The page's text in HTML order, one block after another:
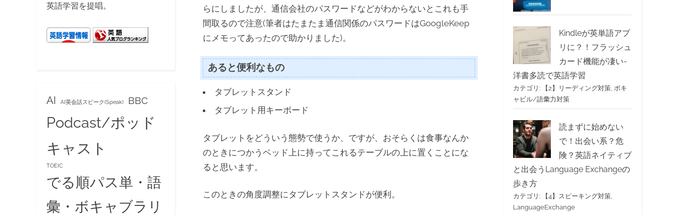
らにしましたが、通信会社のパスワードなどがわからないとこれも手
間取るので注意(筆者はたまたま通信関係のパスワードはGoogleKeep
にメモってあったので助かりました)。
あると便利なもの
タブレットスタンド
タブレット用キーボード
タブレットをどういう態勢で使うか、ですが、おそらくは食事なんか
のときにつかうベッド上に持ってこれるテーブルの上に置くことにな
ると思います。
このときの角度調整にタブレットスタンドが便利。
英語学習を提唱。
AI AI英会話スピーク(Speak) BBC
Podcast/ポッド
キャスト
TOEIC
でる順パス単・語
彙・ボキャブラリ
Kindleが英単語アプ
リに？！フラッシュ
カード機能が凄い-
洋書多読で英語学習
カテゴリ: 【2】リーディング対策, ボキ
ャビル/語彙力対策
読まずに始めない
で！出会い系？危
険？英語ネイティブ
と出会うLanguage Exchangeの
歩き方
カテゴリ: 【4】スピーキング対策,
LanguageExchange